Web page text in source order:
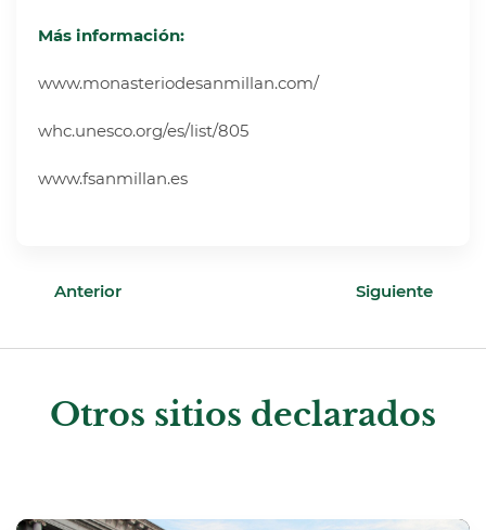
Más información:
www.monasteriodesanmillan.com/
whc.unesco.org/es/list/805
www.fsanmillan.es
Anterior Siguiente
Otros sitios declarados